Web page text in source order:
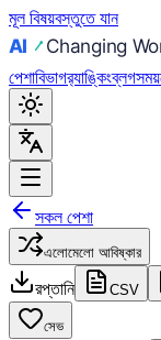
মূল বিষয়বস্তুতে যান
পেশাবিভাগর‍্যাঙ্কিংব্লগ
সকল পেশা
এলোমেলো আবিষ্কার
রপ্তানি CSV
সেভ